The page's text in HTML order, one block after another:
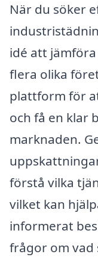
När du söker
idé att
flera olika
plattform för
och få en klar
marknaden.
förstå vilka
vilket kan
informerat
frågor om vad